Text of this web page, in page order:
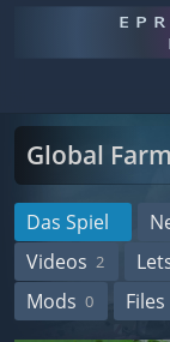
Global
Das Spiel
Videos 2
Mods 0 Files